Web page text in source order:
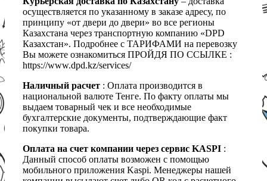
осуществляется по указанному в заказе адресу, по
принципу «от двери до двери» во все регионы
Казахстана через транспортную компанию «DPD
Казахстан». Подробнее с ТАРИФАМИ на перевозку
Вы можете ознакомиться ПРОЙДЯ ПО ССЫЛКЕ :
https://www.dpd.kz/services/
Наличный расчет : Оплата производится в
национальной валюте Тенге. По факту оплаты мы
выдаем товарный чек и все необходимые
бухгалтерские документы, подтверждающие факт
покупки товара.
Оплата на счет компании через сервис KASPI :
Данный способ оплаты возможен с помощью
мобильного приложения Kaspi. Менеджеры нашей